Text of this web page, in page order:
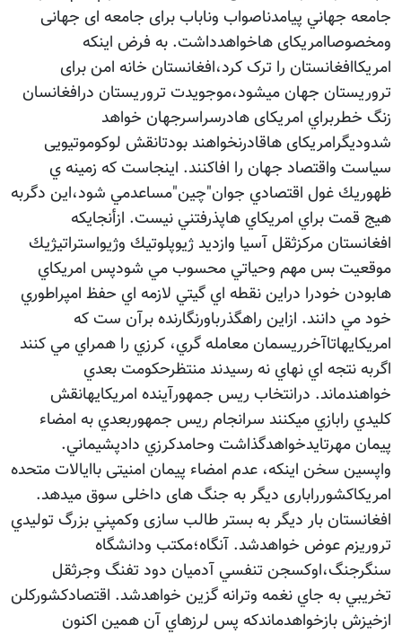
جامعه جهاني پيامدناصواب وناباب برای جامعه ای جهانی
ومخصوصاامریکای هاخواهدداشت. به فرض اینکه
امریکاافغانستان را ترک کرد،افغانستان خانه امن برای
تروریستان جهان میشود،موجویدت تروریستان درافغانسان
زنگ خطربراي امریکای هادرسراسرجهان خواهد
شدودیگرامریکای هاقادرنخواهند بودتانقش لوکوموتیویی
سیاست واقتصاد جهان را افاکنند. اينجاست كه زمينه ي
ظهوريك غول اقتصادي جوان"چين"مساعدمي شود،اين دگربه
هيج قمت براي امريكاي هاپذرفتني نيست. ازأنجايكه
افغانستان مركزثقل آسيا وازديد ژيوپلوتيك وژيواستراتيژيك
موقعيت بس مهم وحياتي محسوب مي شودپس امريكاي
هابودن خودرا دراين نقطه اي گيتي لازمه اي حفظ امپراطوري
خود مي دانند. ازاين راهگذرباورنگارنده برآن ست که
امريكايهاتاآخرريسمان معامله گري، كرزي را همراي مي كنند
اگربه نتجه اي نهاي نه رسيدند منتظرحكومت بعدي
خواهندماند. درانتخاب ريس جمهورآينده امريكايهانقش
كليدي رابازي ميكنند سرانجام ريس جمهوربعدي به امضاء
پيمان مهرتايدخواهدگذاشت وحامدكرزي دادپشيماني.
واپسين سخن اينكه، عدم امضاء پیمان امنیتی باایالات متحده
امریکاکشورراباری دیگر به جنگ های داخلی سوق میدهد.
افغانستان بار دیگر به بستر طالب سازی وكمپني بزرگ توليدي
تروريزم عوض خواهدشد. آنگاه؛مكتب ودانشگاه
سنگرجنگ،اوكسجن تنفسي آدميان دود تفنگ وجرثقل
تخريبي به جاي نغمه وترانه گزين خواهدشد. اقتصادكشوركلن
ازخيزش بازخواهدماندكه پس لرزهاي آن همین اکنون